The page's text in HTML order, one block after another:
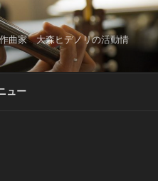
曲家 大森ヒデノリの活動情
ュー